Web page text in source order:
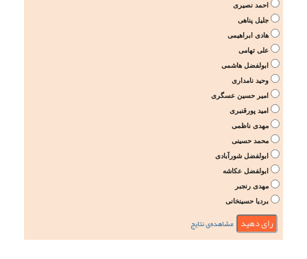
احمد نصیری
جلیل پناهی
هادی ابراهیمی
علی تهامی
ابولفضل هاشمی
وحید نامداری
امیر حسین عسگری
امید پورقنبری
مهدی ناظمی
محمد حسینی
ابولفضل شورآبادی
ابولفضل عکاشه
مهدی رنجبر
بردیا حسینخانی
مشاهده‌ی نتایج